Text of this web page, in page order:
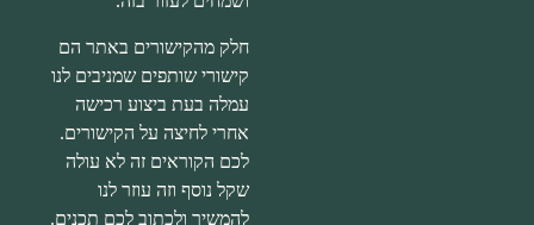
חלק מהקישורים באתר הם
קישורי שותפים שמניבים לנו
עמלה בעת ביצוע רכישה
אחרי לחיצה על הקישורים.
לכם הקוראים זה לא עולה
שקל נוסף וזה עוזר לנו
להמשיך ולכתוב לכם תכנים.